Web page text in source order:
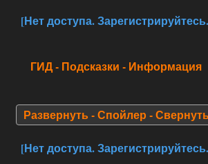
[Нет доступа.
ГИД - Подсказки - Информация
Развернуть - Спойлер - Свернуть
[Нет доступа.